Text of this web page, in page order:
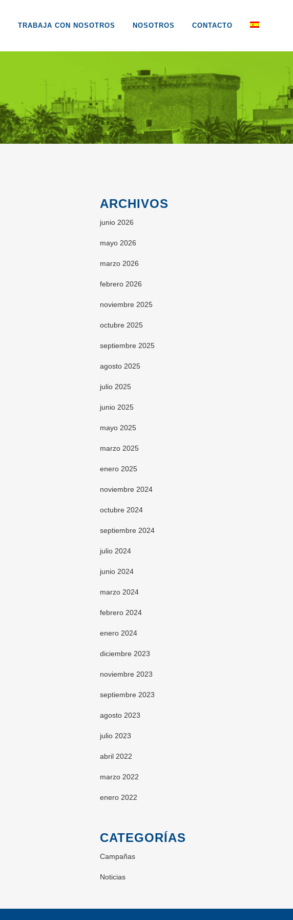
TRABAJA CON NOSOTROS NOSOTROS CONTACTO
ARCHIVOS
junio 2026
mayo 2026
marzo 2026
febrero 2026
noviembre 2025
octubre 2025
septiembre 2025
agosto 2025
julio 2025
junio 2025
mayo 2025
marzo 2025
enero 2025
noviembre 2024
octubre 2024
septiembre 2024
julio 2024
junio 2024
marzo 2024
febrero 2024
enero 2024
diciembre 2023
noviembre 2023
septiembre 2023
agosto 2023
julio 2023
abril 2022
marzo 2022
enero 2022
CATEGORÍAS
Campañas
Noticias